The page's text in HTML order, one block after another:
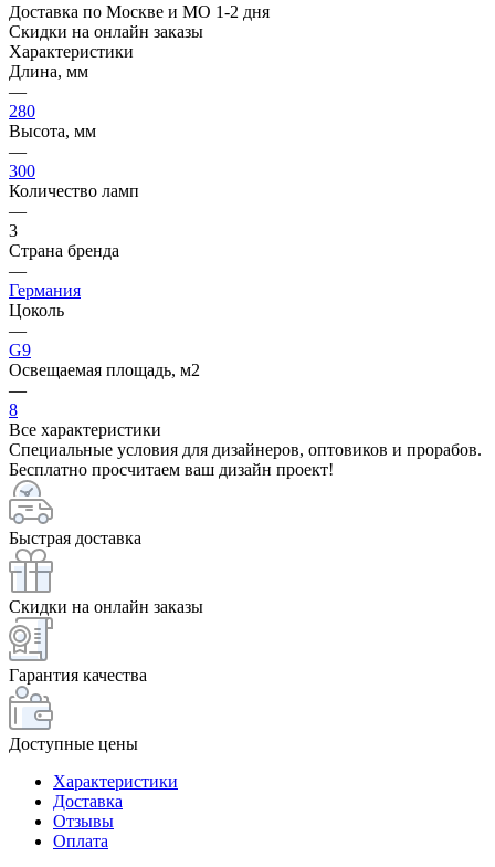
Доставка по Москве и МО 1-2 дня
Скидки на онлайн заказы
Характеристики
Длина, мм
—
280
Высота, мм
—
300
Количество ламп
—
3
Страна бренда
—
Германия
Цоколь
—
G9
Освещаемая площадь, м2
—
8
Все характеристики
Специальные условия для дизайнеров, оптовиков и прорабов.
Бесплатно просчитаем ваш дизайн проект!
Быстрая доставка
Скидки на онлайн заказы
Гарантия качества
Доступные цены
Характеристики
Доставка
Отзывы
Оплата